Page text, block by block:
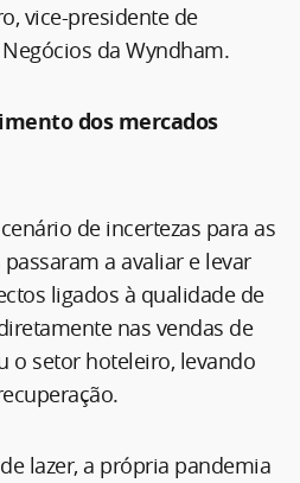
vice-presidente de
da Wyndham.
dos mercados
de incertezas para as
a avaliar e levar
ligados à qualidade de
nas vendas de
o setor hoteleiro, levando
lazer, a própria pandemia